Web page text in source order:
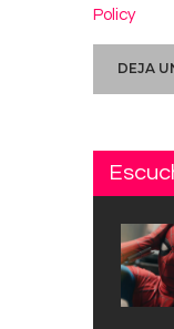
Policy